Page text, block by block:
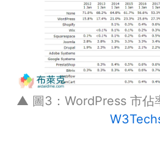
▲ 圖3：WordPress 市佔